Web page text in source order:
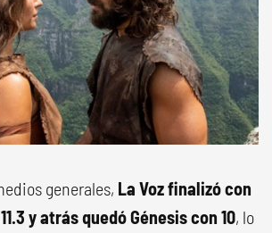
generales, La Voz finalizó con
y atrás quedó Génesis con 10, lo